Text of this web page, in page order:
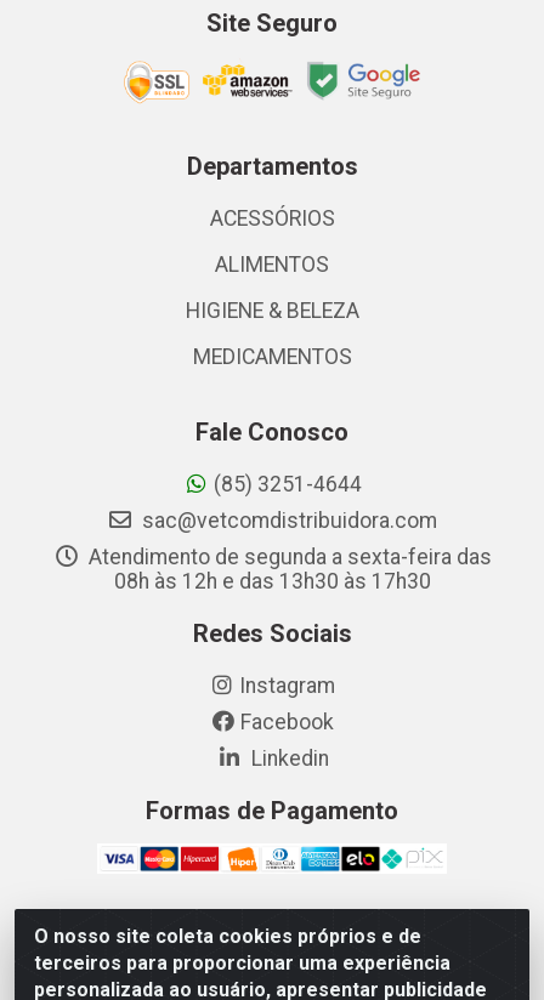
O nosso site coleta cookies próprios e de
terceiros para proporcionar uma experiência
personalizada ao usuário, apresentar publicidade
Site Seguro
Departamentos
ACESSÓRIOS
ALIMENTOS
HIGIENE & BELEZA
MEDICAMENTOS
Fale Conosco
(85) 3251-4644
sac@vetcomdistribuidora.com
Atendimento de segunda a sexta-feira das
08h às 12h e das 13h30 às 17h30
Redes Sociais
Instagram
Facebook
Linkedin
Formas de Pagamento
Vetcom Distribuidora de Rações LTDA - Rua Maximiano
Barreto, 1040 - Barroso, Fortaleza/CE - CEP 60.863-260